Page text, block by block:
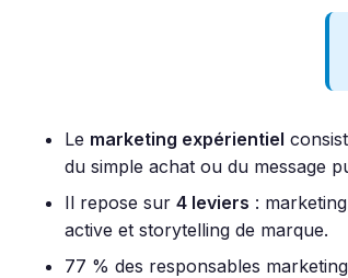
Le marketing expérientiel
du simple achat ou du message
Il repose sur4 leviers :
active et storytelling de marque.
77 % des responsables